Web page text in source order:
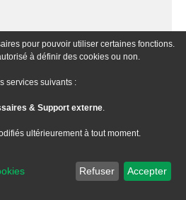
& v12mike
pour pouvoir utiliser certaines fonctions.
à définir des cookies ou non.
services suivants :
& Support externe.
ultérieurement à tout moment.
Refuser Accepter